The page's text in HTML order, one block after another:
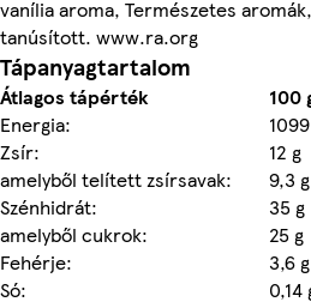
vanília aroma, Természetes
tanúsított. www.ra.org
Tápanyagtartalom
Átlagos tápérték
100
Energia:
Zsír:
12 g
amelyből telített zsírsavak:
9,3 g
Szénhidrát:
35 g
amelyből cukrok:
25 g
Fehérje:
3,6 g
Só:
0,14